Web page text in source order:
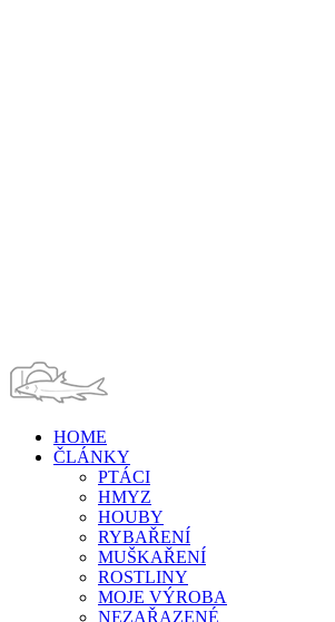
HOME
ČLÁNKY
PTÁCI
HMYZ
HOUBY
RYBAŘENÍ
MUŠKAŘENÍ
ROSTLINY
MOJE VÝROBA
NEZAŘAZENÉ